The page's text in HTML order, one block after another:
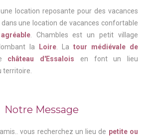
location reposante pour des vacances
dans une location de vacances confortable
. Chambles est un petit village
la
Loire . La tour médiévale de
château d'Essalois en font un lieu
territoire.
Notre Message
vous recherchez un lieu de petite ou